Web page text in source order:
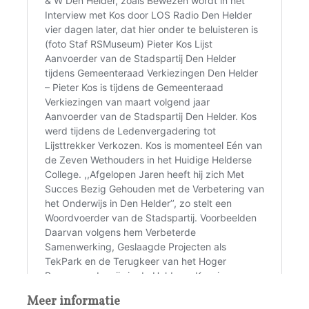
Meer informatie